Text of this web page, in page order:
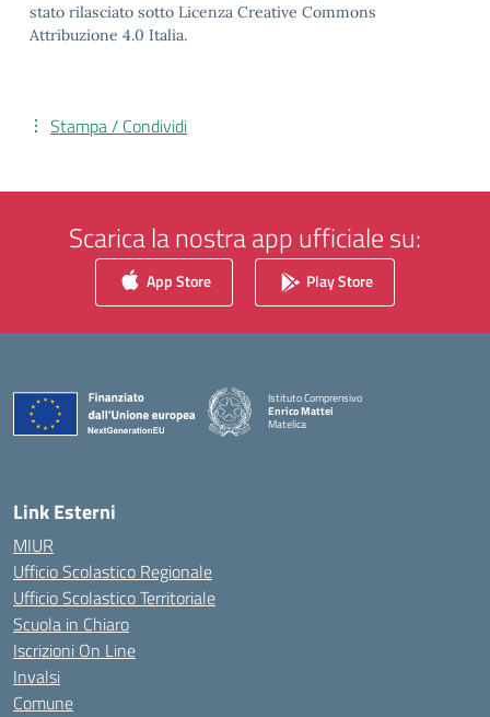
stato rilasciato sotto Licenza Creative Commons
Attribuzione 4.0 Italia.
Stampa / Condividi
Scarica la nostra app ufficiale su:
App Store Play Store
Istituto Comprensivo
Enrico Mattei
Matelica
Link Esterni
MIUR
Ufficio Scolastico Regionale
Ufficio Scolastico Territoriale
Scuola in Chiaro
Iscrizioni On Line
Invalsi
Comune